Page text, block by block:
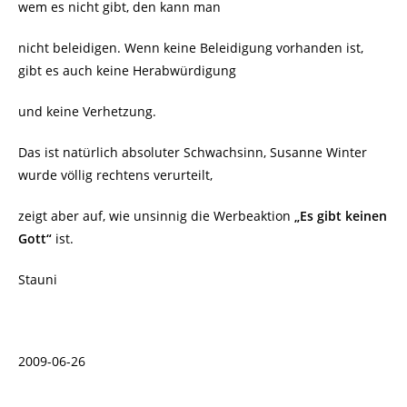
wem es nicht gibt, den kann man
nicht beleidigen. Wenn keine Beleidigung vorhanden ist,
gibt es auch keine Herabwürdigung
und keine Verhetzung.
Das ist natürlich absoluter Schwachsinn, Susanne Winter
wurde völlig rechtens verurteilt,
zeigt aber auf, wie unsinnig die Werbeaktion
„Es gibt keinen
Gott“ ist.
Stauni
2009-06-26